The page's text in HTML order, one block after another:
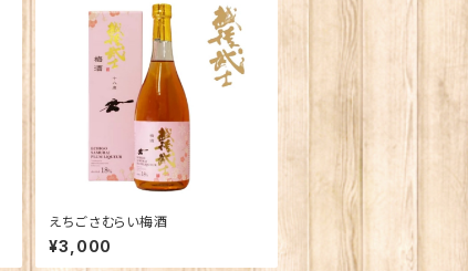
えちごさむらい梅酒
¥3,000